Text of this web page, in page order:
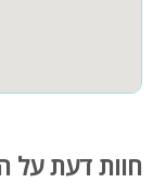
חוות דעת על